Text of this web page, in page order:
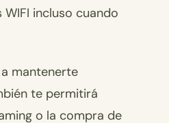
incluso cuando
mantenerte
te permitirá
o la compra de